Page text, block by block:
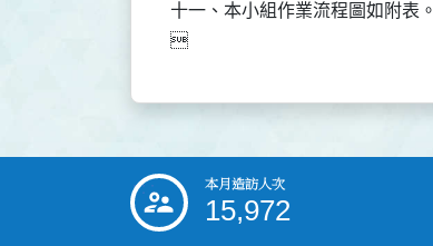
十一、本小組作業流程圖如附表。
::: 本月造訪人次
15,972